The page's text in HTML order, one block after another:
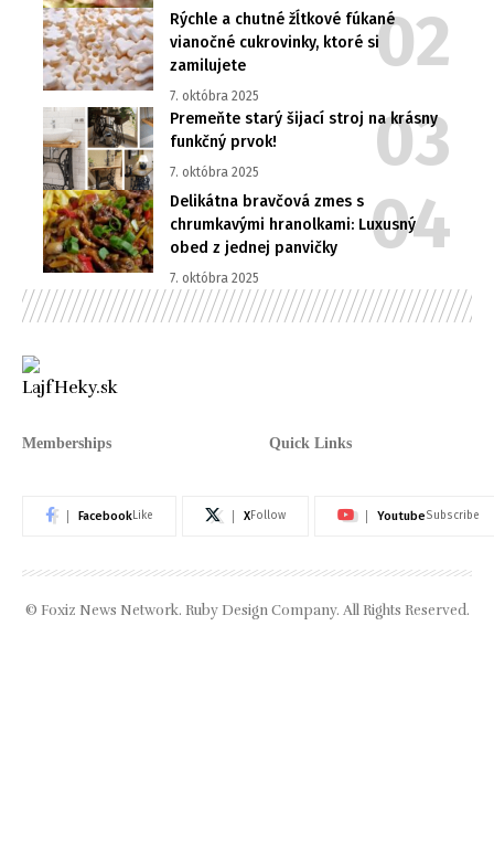
Rýchle a chutné žĺtkové fúkané
vianočné cukrovinky, ktoré si
zamilujete
7. októbra 2025
Premeňte starý šijací stroj na krásny
funkčný prvok!
7. októbra 2025
Delikátna bravčová zmes s
chrumkavými hranolkami: Luxusný
obed z jednej panvičky
7. októbra 2025
Memberships Quick Links
FacebookLike XFollow YoutubeSubscribe
© Foxiz News Network. Ruby Design Company. All Rights Reserved.